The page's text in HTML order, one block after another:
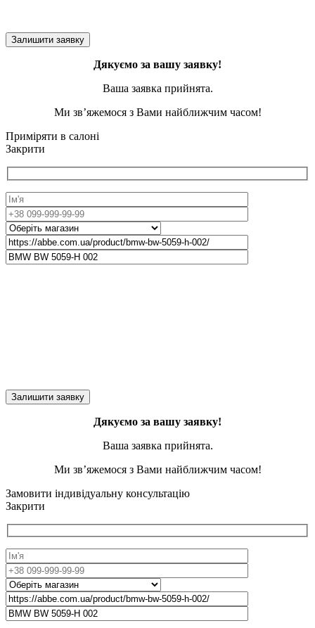
Дякуємо за вашу заявку!
Ваша заявка прийнята.
Ми зв’яжемося з Вами найближчим часом!
Приміряти в салоні
Закрити
Дякуємо за вашу заявку!
Ваша заявка прийнята.
Ми зв’яжемося з Вами найближчим часом!
Замовити індивідуальну консультацію
Закрити